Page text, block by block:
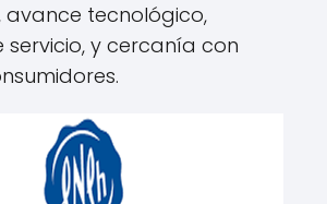
tecnológico,
y cercanía con